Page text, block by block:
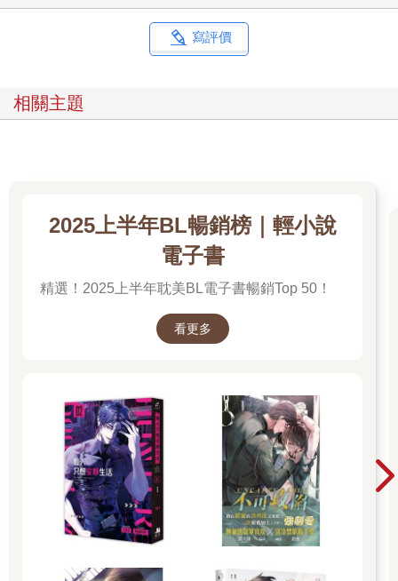
寫評價
相關主題
2025上半年BL暢銷榜｜輕小說
電子書
精選！2025上半年耽美BL電子書暢銷Top 50！
看更多